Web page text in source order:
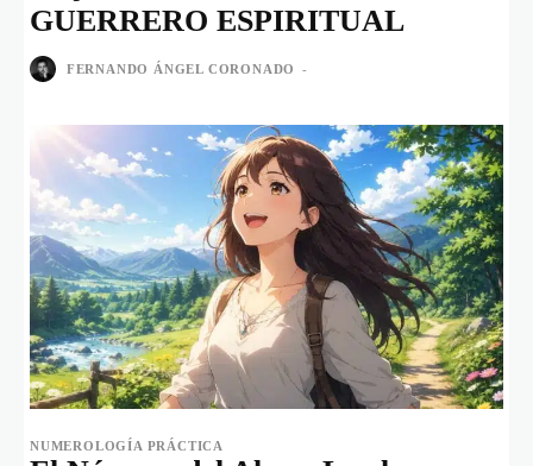
GUERRERO ESPIRITUAL
FERNANDO ÁNGEL CORONADO -
NUMEROLOGÍA PRÁCTICA